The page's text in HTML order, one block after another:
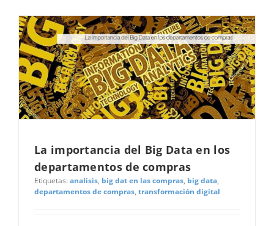
La importancia del Big Data en los
departamentos de compras
Etiquetas: analisis, big dat en las compras, big data,
departamentos de compras, transformación digital